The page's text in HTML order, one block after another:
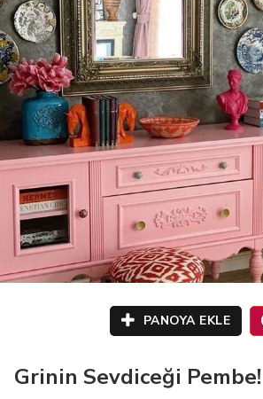
PANOYA EKLE
Grinin Sevdiceği Pembe!